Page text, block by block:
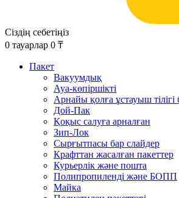
Сіздің себетіңіз
0 тауарлар 0 ₸
Пакет
Вакуумдық
Ауа-көпіршікті
Арнайы қолға ұстауыш тілігі
Дой-Пак
Қоқыс салуға арналған
Зип-Лок
Сырғытпасы бар слайдер
Крафттан жасалған пакеттер
Курьерлік және пошта
Полипропиленді және БОПП
Майка